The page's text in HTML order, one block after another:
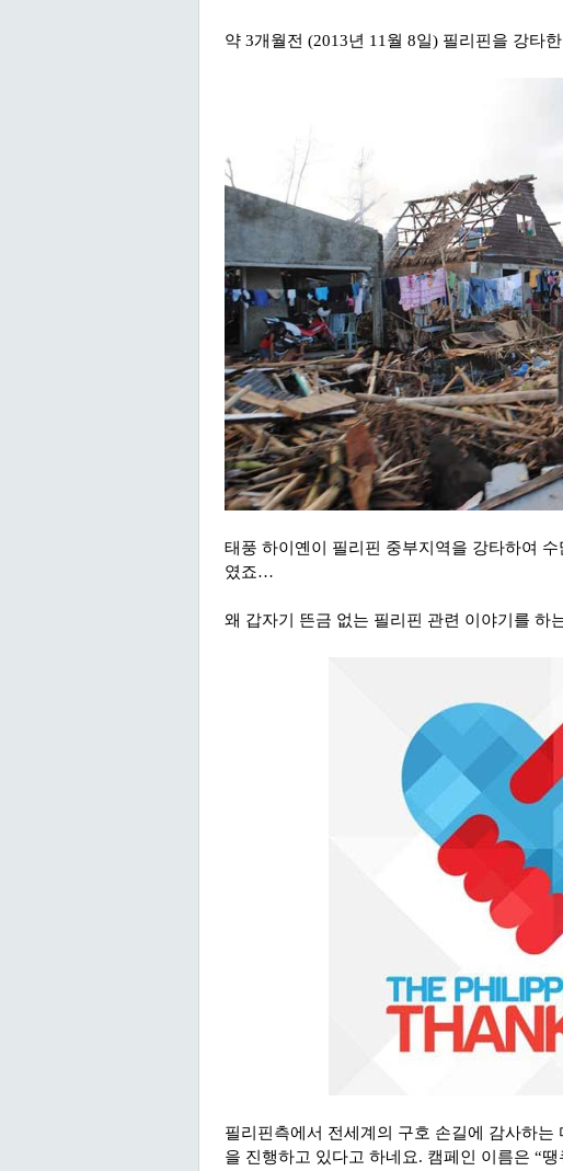
약 3개월전 (2013년 11월 8일) 필리핀을 강타
태풍 하이옌이 필리핀 중부지역을 강타하여
였죠…
왜 갑자기 뜬금 없는 필리핀 관련 이야기를 하
필리핀측에서 전세계의 구호 손길에 감사하
을 진행하고 있다고 하네요. 캠페인 이름은 “